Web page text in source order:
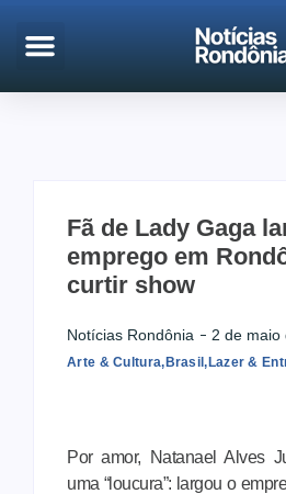
Fã de Lady Gaga
emprego em
curtir show
Notícias Rondônia 2 de maio
Arte & Cultura,Brasil,Lazer &
Por amor, Natanael Alves
uma “loucura”: largou o